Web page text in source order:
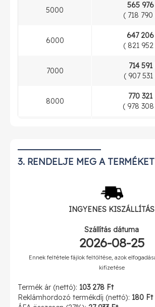
5000
565
( 718
6000
647
( 821
7000
714 591
( 907
8000
770
( 978
10000
907 761
( 1 152
3. RENDELJE MEG A TERMÉKET
INGYENES KISZÁLLÍTÁS
Szállítás dátuma
2026-08-25
Ennek feltétele fájlok feltöltése, azok
kifizetése
Termék ár (nettó): 103 278 Ft
Reklámhordozó termékdíj (nettó): 180 Ft